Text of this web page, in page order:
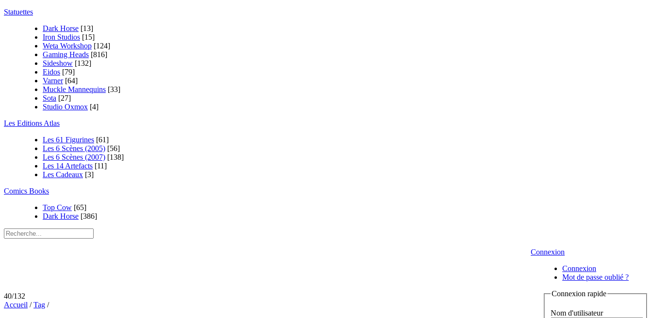
Statuettes
Dark Horse [13]
Iron Studios [15]
Weta Workshop [124]
Gaming Heads [816]
Sideshow [132]
Eidos [79]
Varner [64]
Muckle Mannequins [33]
Sota [27]
Studio Oxmox [4]
Les Editions Atlas
Les 61 Figurines [61]
Les 6 Scènes (2005) [56]
Les 6 Scènes (2007) [138]
Les 14 Artefacts [11]
Les Cadeaux [3]
Comics Books
Top Cow [65]
Dark Horse [386]
Connexion
Connexion
Mot de passe oublié ?
Connexion rapide
Nom d'utilisateur
40/132
Accueil /Tag /